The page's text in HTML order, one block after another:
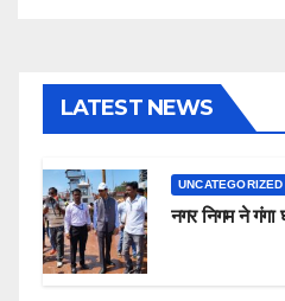
LATEST NEWS
UNCATEGORIZED
नगर निगम ने गंगा